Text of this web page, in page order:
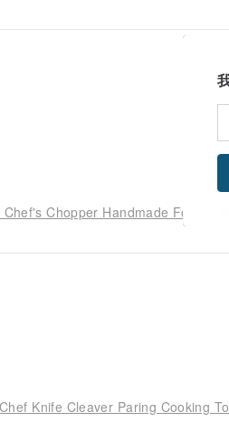
Gift, Fathers day Gift, Gift
for dad, Dad gift, Dad gifts, Gift
him, Chef Knife, Chefs Knife,
Knife Handmade, Damascus
Chef Knife
Chopper Handmade Forged
Knife Cleaver Paring Cooking